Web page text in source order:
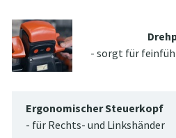
- sorgt für
Ergonomischer Steuerkopf
- für Rechts- und Linkshänder